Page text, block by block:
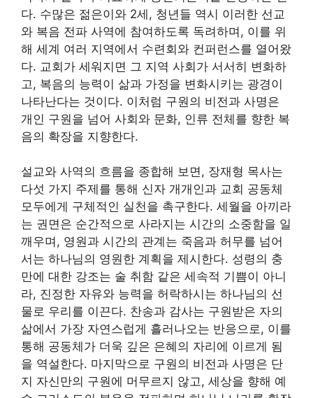
다. 수많은 젊은이와 2세, 청년들 역시 이러한 선교
와 복음 전파 사역에 참여하도록 독려하며, 이를 위
해 세계 여러 지역에서 수련회와 컨퍼런스를 열어왔
다. 교회가 세워지면 그 지역 사회가 서서히 변화하
고, 복음의 능력이 삶과 가정을 변화시키는 광경이
나타난다는 것이다. 이처럼 구원의 비전과 사명은
개인 구원을 넘어 사회와 문화, 인류 전체를 향한 복
음의 확장을 지향한다.
설교와 사역의 흐름을 종합해 보면, 장재형 목사는
다섯 가지 주제를 통해 신자 개개인과 교회 공동체
모두에게 구체적인 실천을 촉구한다. 세월을 아끼라
는 권면은 순간적으로 사라지는 시간의 소중함을 일
깨우며, 영원과 시간의 관계는 죽음과 허무를 넘어
서는 하나님의 영원한 계획을 제시한다. 성령의 충
만에 대한 강조는 술 취함 같은 세속적 기쁨이 아니
라, 진정한 자유와 능력을 허락하시는 하나님의 선
물로 우리를 이끈다. 찬송과 감사는 구원받은 자의
삶에서 가장 자연스럽게 흘러나오는 반응으로, 이를
통해 공동체가 더욱 깊은 은혜의 자리에 이르게 됨
을 역설한다. 마지막으로 구원의 비전과 사명은 단
지 자신만의 구원에 머무르지 않고, 세상을 향해 예